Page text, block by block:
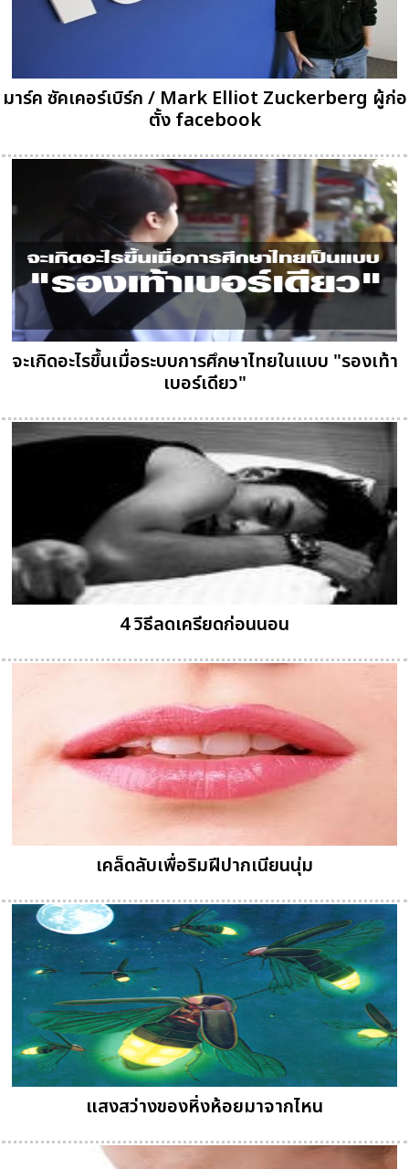
มาร์ค ซัคเคอร์เบิร์ก / Mark Elliot Zuckerberg ผู้ก่อ
ตั้ง facebook
จะเกิดอะไรขึ้นเมื่อระบบการศึกษาไทยในแบบ "รองเท้า
เบอร์เดียว"
4 วิธีลดเครียดก่อนนอน
เคล็ดลับเพื่อริมฝีปากเนียนนุ่ม
แสงสว่างของหิ่งห้อยมาจากไหน